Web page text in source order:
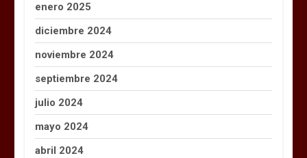
enero 2025
diciembre 2024
noviembre 2024
septiembre 2024
julio 2024
mayo 2024
abril 2024